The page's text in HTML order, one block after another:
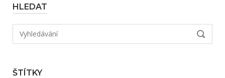
HLEDAT
Hledat:
ŠTÍTKY